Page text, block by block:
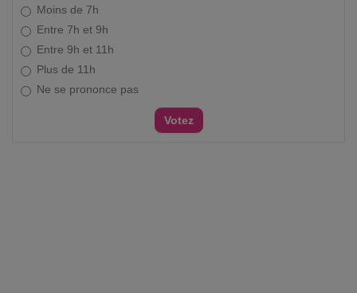
Moins de 7h
Entre 7h et 9h
Entre 9h et 11h
Plus de 11h
Ne se prononce pas